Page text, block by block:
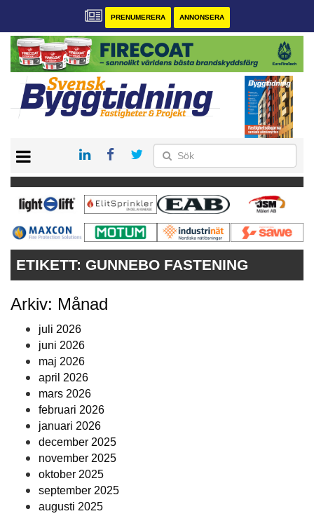
PRENUMERERA ANNONSERA
PRENUMERERA
VÅRA ANDRA MAGASIN
ANNONSERA
ETIKETT: GUNNEBO FASTENING
Arkiv: Månad
juli 2026
juni 2026
maj 2026
april 2026
mars 2026
februari 2026
januari 2026
december 2025
november 2025
oktober 2025
september 2025
augusti 2025